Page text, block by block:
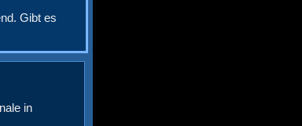
Gibt es
in